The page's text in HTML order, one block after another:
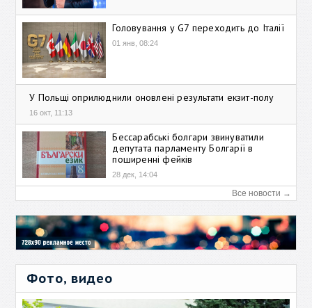
Головування у G7 переходить до Італії
01 янв, 08:24
У Польщі оприлюднили оновлені результати екзит-полу
16 окт, 11:13
Бессарабські болгари звинуватили
депутата парламенту Болгарії в
поширенні фейків
28 дек, 14:04
Все новости →
Фото, видео